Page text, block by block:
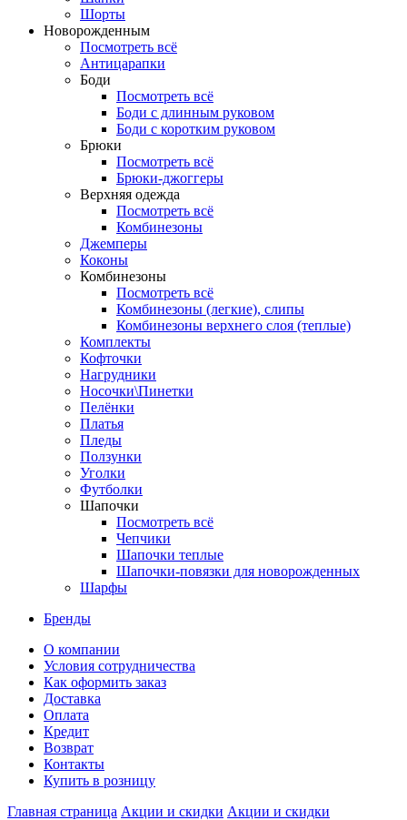
Шорты
Новорожденным
Посмотреть всё
Антицарапки
Боди
Посмотреть всё
Боди с длинным руковом
Боди с коротким руковом
Брюки
Посмотреть всё
Брюки-джоггеры
Верхняя одежда
Посмотреть всё
Комбинезоны
Джемперы
Коконы
Комбинезоны
Посмотреть всё
Комбинезоны (легкие), слипы
Комбинезоны верхнего слоя (теплые)
Комплекты
Кофточки
Нагрудники
Носочки\Пинетки
Пелёнки
Платья
Пледы
Ползунки
Уголки
Футболки
Шапочки
Посмотреть всё
Чепчики
Шапочки теплые
Шапочки-повязки для новорожденных
Шарфы
Бренды
О компании
Условия сотрудничества
Как оформить заказ
Доставка
Оплата
Кредит
Возврат
Контакты
Купить в розницу
Главная страница Акции и скидки Акции и скидки